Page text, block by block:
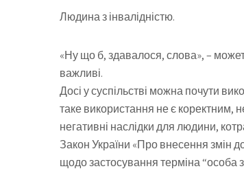
Людина з інвалідністю.
«Ну що б, здавалося, слова», –
важливі.
Досі у суспільстві можна почути
таке використання не є коректним,
негативні наслідки для людини,
Закон України «Про внесення змін
щодо застосування терміна “особа з